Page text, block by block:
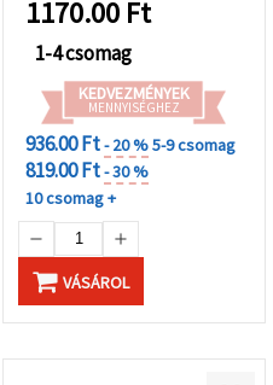
1170.00 Ft
1-4 csomag
KEDVEZMÉNYEK
MENNYISÉGHEZ
936.00 Ft- 20 %5-9 csomag
819.00 Ft- 30 %
10 csomag +
VÁSÁROL